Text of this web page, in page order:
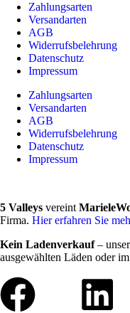
Zahlungsarten
Versandarten
AGB
Widerrufsbelehrung
Datenschutz
Impressum
Zahlungsarten
Versandarten
AGB
Widerrufsbelehrung
Datenschutz
Impressum
5 Valleys vereint
Firma. Hier erfahren Sie
Kein Ladenverkauf–
ausgewählten Läden oder